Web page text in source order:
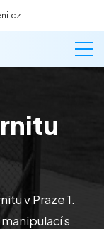
v Praze 1.
s